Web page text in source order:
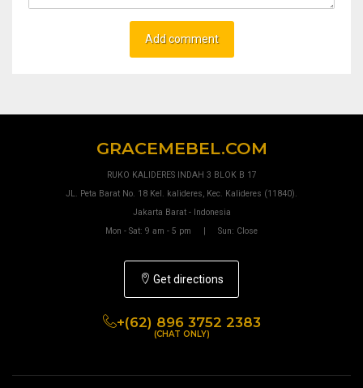
GRACEMEBEL.COM
RUKO KALIDERES INDAH 3 BLOK B 17
JL. Peta Barat No. 18 Kel. kalideres, Kec. Kalideres (11840).
Jakarta Barat - Indonesia
Mon - Sat: 9 am - 5 pm | Sun: Close
Get directions
+(62) 896 3752 2383
(CHAT ONLY)